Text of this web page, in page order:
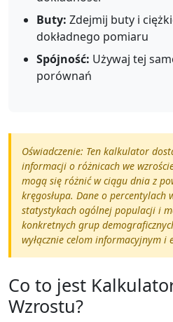
Buty: Zdejmij buty i
dokładnego pomiaru
Spójność: Używaj tej
porównań
Oświadczenie: Ten kalkulator
informacji o różnicach we
mogą się różnić w ciągu dnia z
kręgosłupa. Dane o
statystykach ogólnej populacji i
konkretnych grup
wyłącznie celom informacyjnym i
Co to jest
Wzrostu?